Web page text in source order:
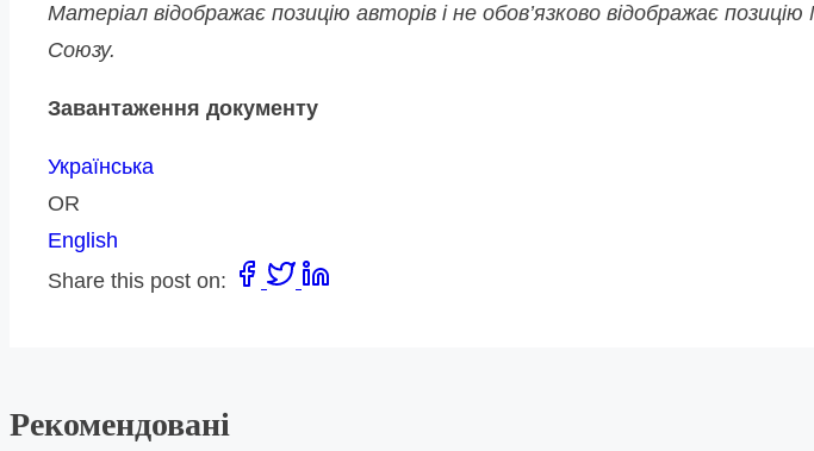
Матеріал відображає позицію авторів і не обов’язково відображає
Союзу.
Завантаження документу
Українська
OR
English
Share this post on:
Рекомендовані